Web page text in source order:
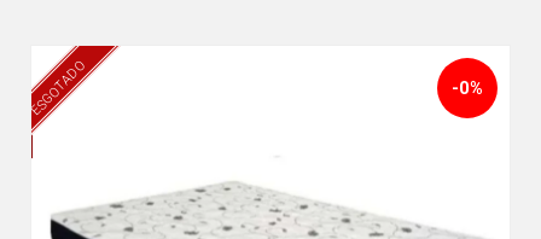
ESGOTADO -0%